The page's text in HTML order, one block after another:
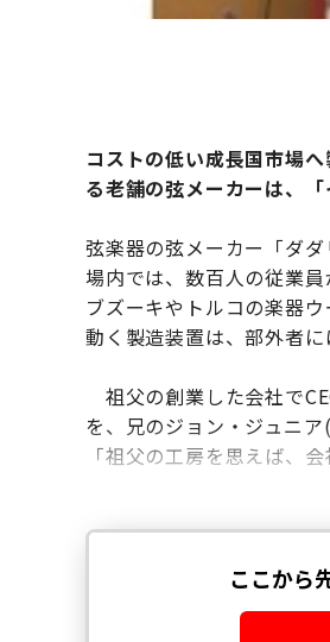
コストの低い成長国市場
る老舗の弦メーカーは、
弦楽器の弦メーカー「ダ
場内では、数百人の従業
ブズーキやトルコの楽器
動く製造装置は、部外者
祖父の創業した会社で
を、兄のジョン・ジュニ
「祖父の工房を思えば、